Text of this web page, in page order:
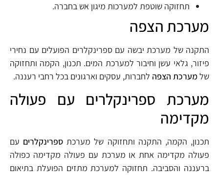
תחזוקה שוטפת למערכות מיגון אש בחברה.
מערכת הצפה
התקנה של מערכת יבשה עם ספרינקלרים הפועלים עם נחירי
פיזור, גלאי עשן וחיבור למערכת המים. תכנון, הקמה ותחזוקה
שלמערכת הצפה לחברות, עסקים וארגונים בכל רחבי רעננה.
מערכת ספרינקלרים עם פעולה
מקדימה
תכנון, הקמה, התקנה ותחזוקה של מערכת ספרינקלרים עם
פעולה מקדימה אחת או מערכת עם פעולה מקדימה כפולה
ברעננה והסביבה. תחזוקה למערכת מתזים הפועלת בתיאום